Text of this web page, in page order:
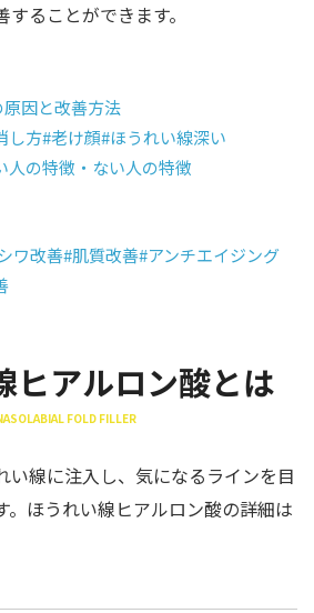
ることができます。
因と改善方法
し方#老け顔#ほうれい線深い
人の特徴・ない人の特徴
ワ改善#肌質改善#アンチエイジング
ヒアルロン酸とは
FOLD FILLER
い線に注入し、気になるラインを目
。ほうれい線ヒアルロン酸の詳細は